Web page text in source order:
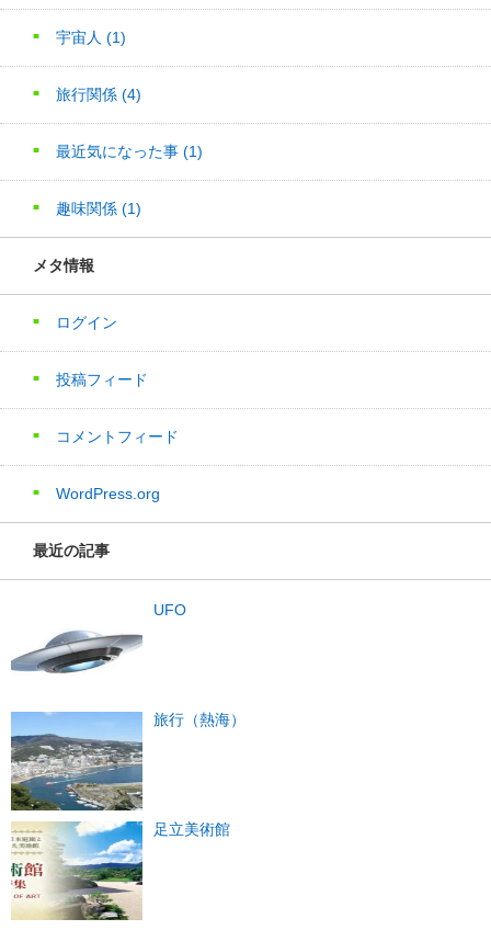
宇宙人 (1)
旅行関係 (4)
最近気になった事 (1)
趣味関係 (1)
メタ情報
ログイン
投稿フィード
コメントフィード
WordPress.org
最近の記事
UFO
旅行（熱海）
足立美術館